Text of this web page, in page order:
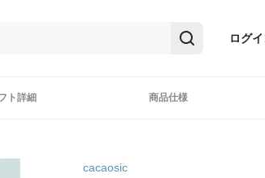
ログ
ト詳細 商品仕様
cacaosic